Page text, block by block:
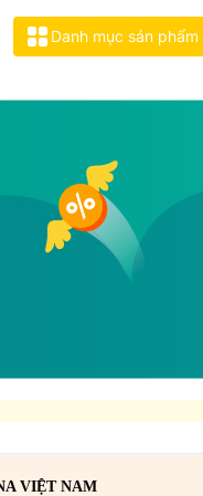
grid_view Danh mục sản phẩm
VIỆT NAM